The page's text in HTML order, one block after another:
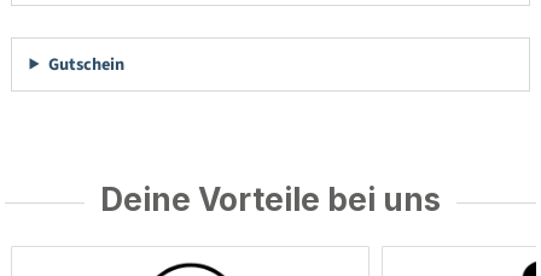
Gutschein
Deine Vorteile bei uns